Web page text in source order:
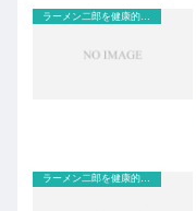
ラーメン二郎を健康的なジロリアンが食べる